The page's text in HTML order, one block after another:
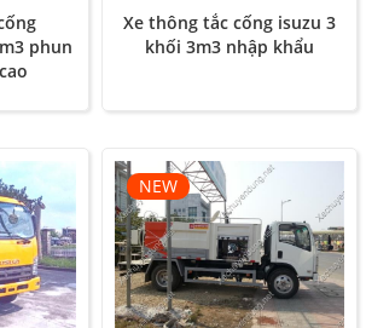
phun
Xe thông tắc cống isuzu 3
khối 3m3 nhập khẩu
NEW